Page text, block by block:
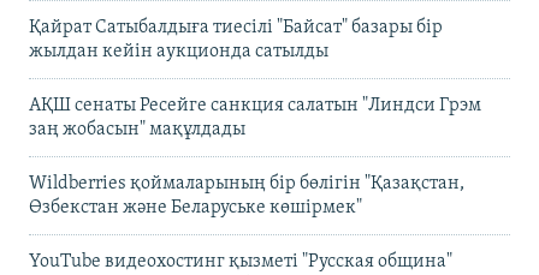
Қайрат Сатыбалдыға тиесілі "Байсат" базары бір
жылдан кейін аукционда сатылды
АҚШ сенаты Ресейге санкция салатын "Линдси Грэм
заң жобасын" мақұлдады
Wildberries қоймаларының бір бөлігін "Қазақстан,
Өзбекстан және Беларуське көшірмек"
YouTube видеохостинг қызметі "Русская община"